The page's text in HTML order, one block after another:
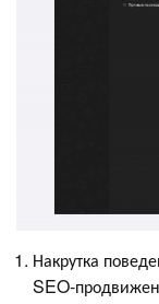
Накрутка
SEO-